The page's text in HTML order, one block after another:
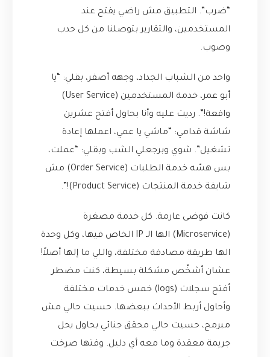
“ضرب”. التطبيق مش راضي يفتح عند
المستخدمين، والتقارير بتوصلنا من كل حدب
وصوب.
واحد من الشباب الجداد، وجهه أصفر، بقلي: “يا
أبو عمر، خدمة المستخدمين (User Service)
واقعة!”. رديت عليه وأنا بحاول أفتح عشرين
شاشة قدامي: “ماشي يا عمي، اعملها إعادة
تشغيل”. شوي وبرجعلي الشب وبقلي: “عملت،
بس هسّه خدمة الطلبات (Order Service) مش
شايفة خدمة المنتجات (Product Service)!”.
كانت فوضى عارمة. كل خدمة مصغرة
(Microservice) الها الـ IP الخاص فيها، وكل وحدة
الها طريقة مصادقة مختلفة، واللي ما إلها أصلاً!
عشان أشخّص مشكلة بسيطة، كنت مضطر
أفتح سجلات (logs) خمس خدمات مختلفة
وأحاول أربط الأحداث ببعضها. حسيت حالي مش
مبرمج، حسيت حالي محقق جنائي بحاول يحل
جريمة معقدة وما معه أي دليل. وقتها صرخت